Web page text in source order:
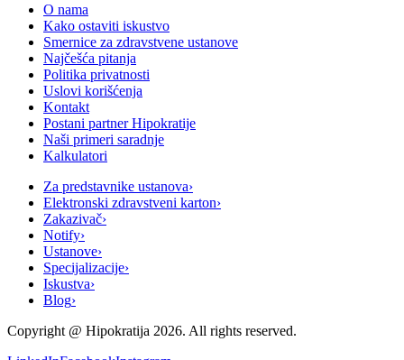
O nama
Kako ostaviti iskustvo
Smernice za zdravstvene ustanove
Najčešća pitanja
Politika privatnosti
Uslovi korišćenja
Kontakt
Postani partner Hipokratije
Naši primeri saradnje
Kalkulatori
Za predstavnike ustanova›
Elektronski zdravstveni karton›
Zakazivač›
Notify›
Ustanove›
Specijalizacije›
Iskustva›
Blog›
Copyright @ Hipokratija 2026. All rights reserved.